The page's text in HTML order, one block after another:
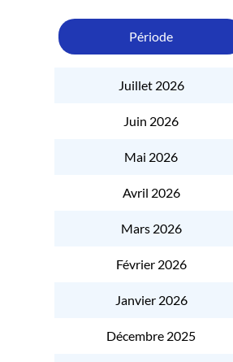
Période
Juillet 2026
Juin 2026
Mai 2026
Avril 2026
Mars 2026
Février 2026
Janvier 2026
Décembre 2025